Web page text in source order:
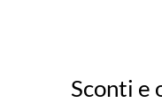
Sconti e